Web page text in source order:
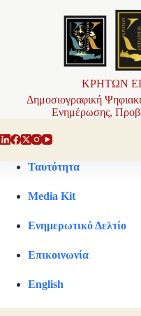
ΚΡΗΤΩΝ
Δημοσιογραφική
Ενημέρωσης,
Ταυτότητα
Media Kit
Ενημερωτικό Δελτίο
Επικοινωνία
English